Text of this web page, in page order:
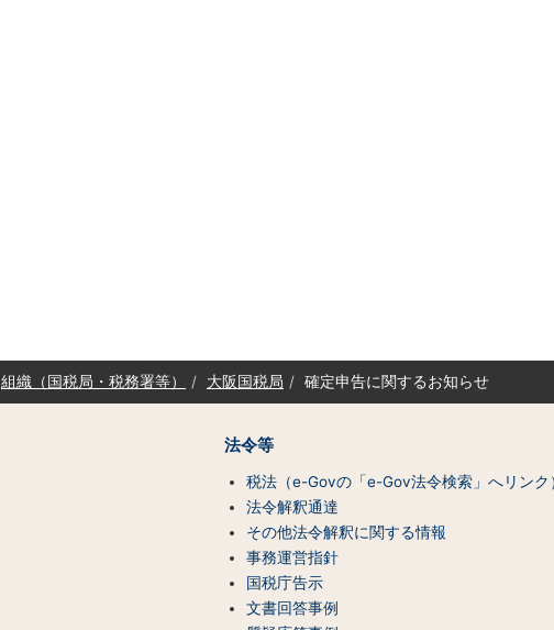
組織（国税局・税務署等） 大阪国税局 確定申告に関するお知らせ
法令等
税法（e-Govの「e-Gov法令検索」へリンク
法令解釈通達
その他法令解釈に関する情報
事務運営指針
国税庁告示
文書回答事例